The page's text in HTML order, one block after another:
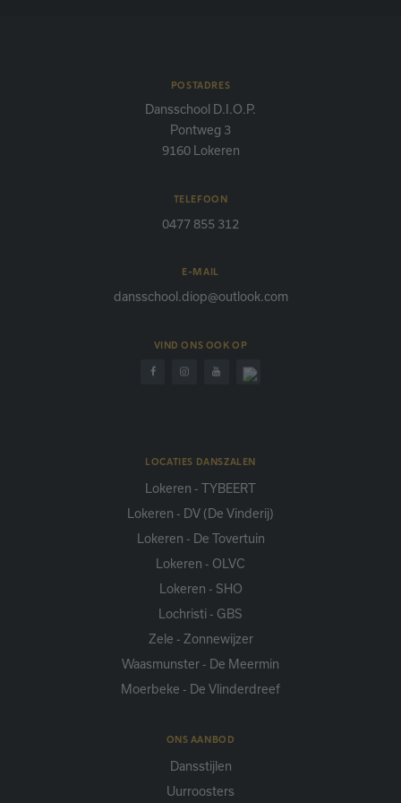
POSTADRES
Dansschool D.I.O.P.
Pontweg 3
9160 Lokeren
TELEFOON
0477 855 312
E-MAIL
dansschool.diop@outlook.com
VIND ONS OOK OP
LOCATIES DANSZALEN
Lokeren - TYBEERT
Lokeren - DV (De Vinderij)
Lokeren - De Tovertuin
Lokeren - OLVC
Lokeren - SHO
Lochristi - GBS
Zele - Zonnewijzer
Waasmunster - De Meermin
Moerbeke - De Vlinderdreef
ONS AANBOD
Dansstijlen
Uurroosters